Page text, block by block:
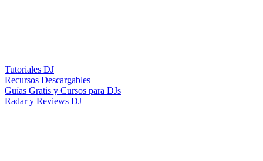
Tutoriales DJ
Recursos Descargables
Guías Gratis y Cursos para DJs
Radar y Reviews DJ